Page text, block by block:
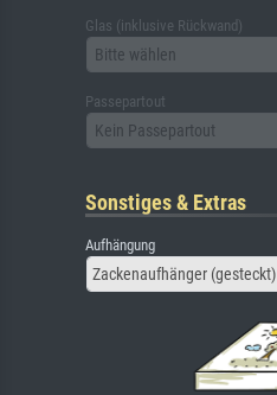
Glas (inklusive Rückwand)
Bitte wählen
Passepartout
Kein Passepartout
Sonstiges & Extras
Aufhängung
Zackenaufhänger (gesteckt)